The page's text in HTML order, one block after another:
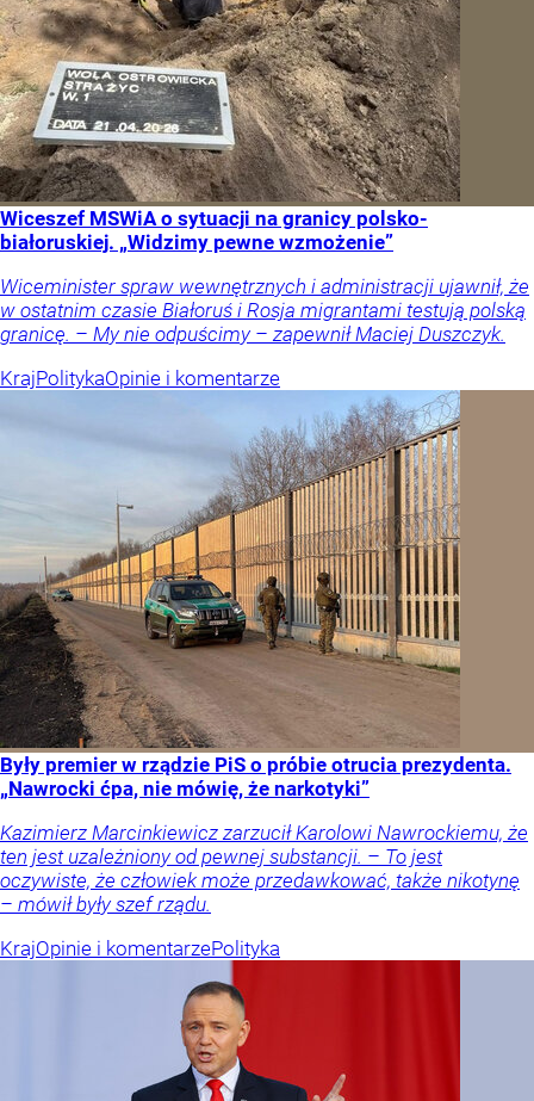
Wiceszef MSWiA o sytuacji na granicy polsko-
białoruskiej. „Widzimy pewne wzmożenie”
Wiceminister spraw wewnętrznych i administracji ujawnił, że
w ostatnim czasie Białoruś i Rosja migrantami testują polską
granicę. – My nie odpuścimy – zapewnił Maciej Duszczyk.
KrajPolitykaOpinie i komentarze
Były premier w rządzie PiS o próbie otrucia prezydenta.
„Nawrocki ćpa, nie mówię, że narkotyki”
Kazimierz Marcinkiewicz zarzucił Karolowi Nawrockiemu, że
ten jest uzależniony od pewnej substancji. – To jest
oczywiste, że człowiek może przedawkować, także nikotynę
– mówił były szef rządu.
KrajOpinie i komentarzePolityka